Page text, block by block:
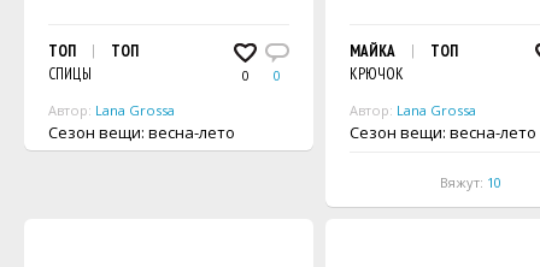
0 0
ТОП
ТОП
СПИЦЫ
Автор: Lana Grossa
Сезон вещи: весна-лето
МАЙКА
ТОП
КРЮЧОК
Автор: Lana Grossa
Сезон вещи: весна-лето
Вяжут: 10